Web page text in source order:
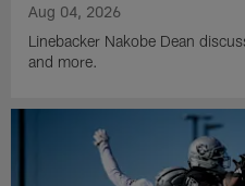
Aug 04, 2026
Linebacker Nakobe Dean
and more.